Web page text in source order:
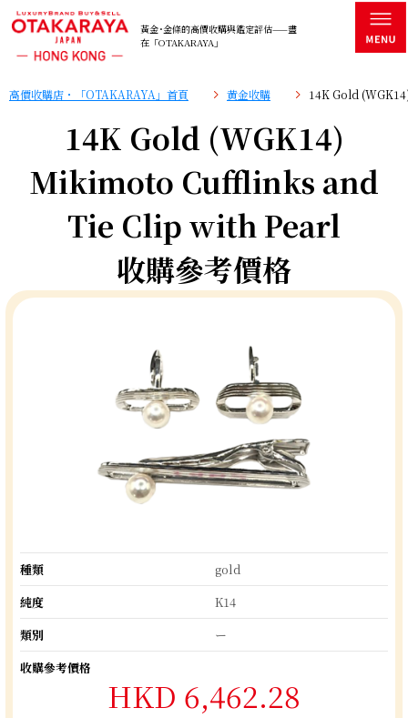
黃金･金條的高價收購與鑑定評估——盡
在「OTAKARAYA」
高價收購店・「OTAKARAYA」首頁 黄金收購 14K Gold
14K Gold (WGK14)
Mikimoto Cufflinks and
Tie Clip with Pearl
收購參考價格
種類
gold
純度
K14
類別
ー
收購參考價格
HKD 6,462.28